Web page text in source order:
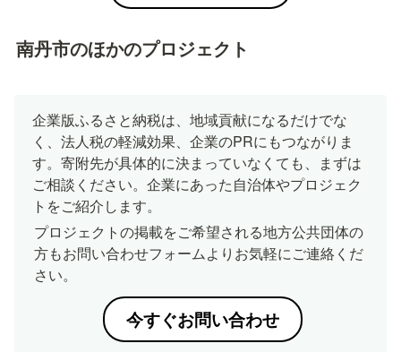
南丹市のほかのプロジェクト
企業版ふるさと納税は、地域貢献になるだけでな
く、法人税の軽減効果、企業のPRにもつながりま
す。寄附先が具体的に決まっていなくても、まずは
ご相談ください。企業にあった自治体やプロジェク
トをご紹介します。
プロジェクトの掲載をご希望される地方公共団体の
方もお問い合わせフォームよりお気軽にご連絡くだ
さい。
今すぐお問い合わせ